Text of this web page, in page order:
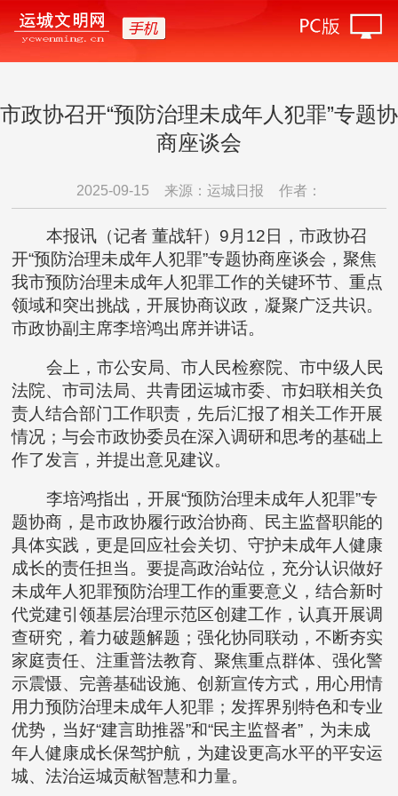
市政协召开“预防治理未成年人犯罪”专题协
商座谈会
2025-09-15 来源：运城日报 作者：
本报讯（记者 董战轩）9月12日，市政协召
开“预防治理未成年人犯罪”专题协商座谈会，聚焦
我市预防治理未成年人犯罪工作的关键环节、重点
领域和突出挑战，开展协商议政，凝聚广泛共识。
市政协副主席李培鸿出席并讲话。
会上，市公安局、市人民检察院、市中级人民
法院、市司法局、共青团运城市委、市妇联相关负
责人结合部门工作职责，先后汇报了相关工作开展
情况；与会市政协委员在深入调研和思考的基础上
作了发言，并提出意见建议。
李培鸿指出，开展“预防治理未成年人犯罪”专
题协商，是市政协履行政治协商、民主监督职能的
具体实践，更是回应社会关切、守护未成年人健康
成长的责任担当。要提高政治站位，充分认识做好
未成年人犯罪预防治理工作的重要意义，结合新时
代党建引领基层治理示范区创建工作，认真开展调
查研究，着力破题解题；强化协同联动，不断夯实
家庭责任、注重普法教育、聚焦重点群体、强化警
示震慑、完善基础设施、创新宣传方式，用心用情
用力预防治理未成年人犯罪；发挥界别特色和专业
优势，当好“建言助推器”和“民主监督者”，为未成
年人健康成长保驾护航，为建设更高水平的平安运
城、法治运城贡献智慧和力量。